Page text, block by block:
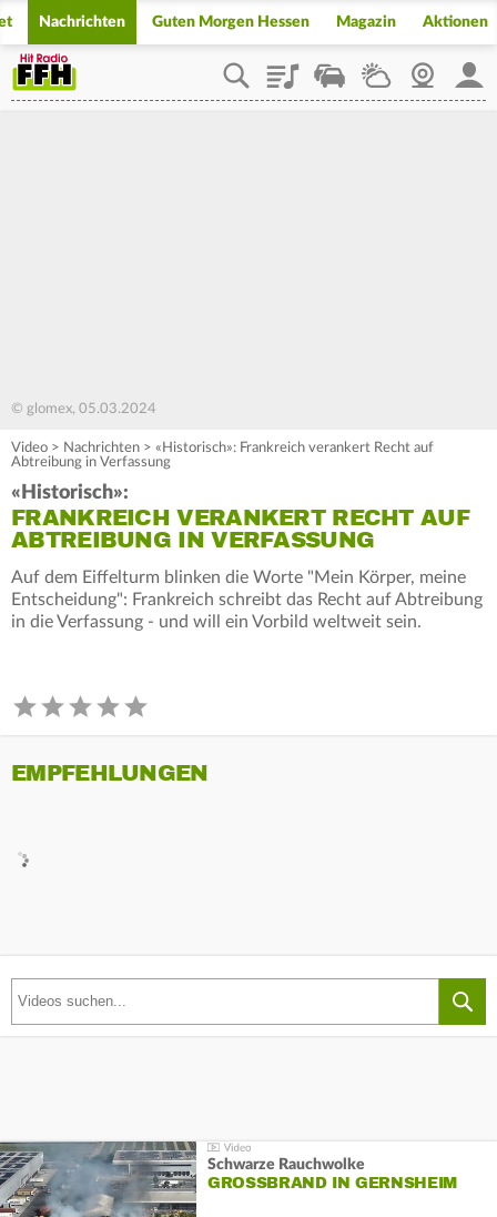
Nachrichten Guten Morgen Hessen Magazin Aktionen
PlaylistStaupilotWetterWebcam
© glomex, 05.03.2024
Video > Nachrichten > «Historisch»: Frankreich verankert Recht auf
Abtreibung in Verfassung
«Historisch»:
FRANKREICH VERANKERT RECHT AUF
ABTREIBUNG IN VERFASSUNG
Auf dem Eiffelturm blinken die Worte "Mein Körper, meine
Entscheidung": Frankreich schreibt das Recht auf Abtreibung
in die Verfassung - und will ein Vorbild weltweit sein.
EMPFEHLUNGEN
Schwarze Rauchwolke
GROSSBRAND IN GERNSHEIM